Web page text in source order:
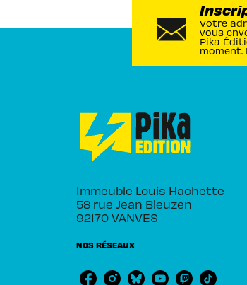
Votre
vous
Pika
moment.
Immeuble Louis Hachette
58 rue Jean Bleuzen
92170 VANVES
NOS RÉSEAUX